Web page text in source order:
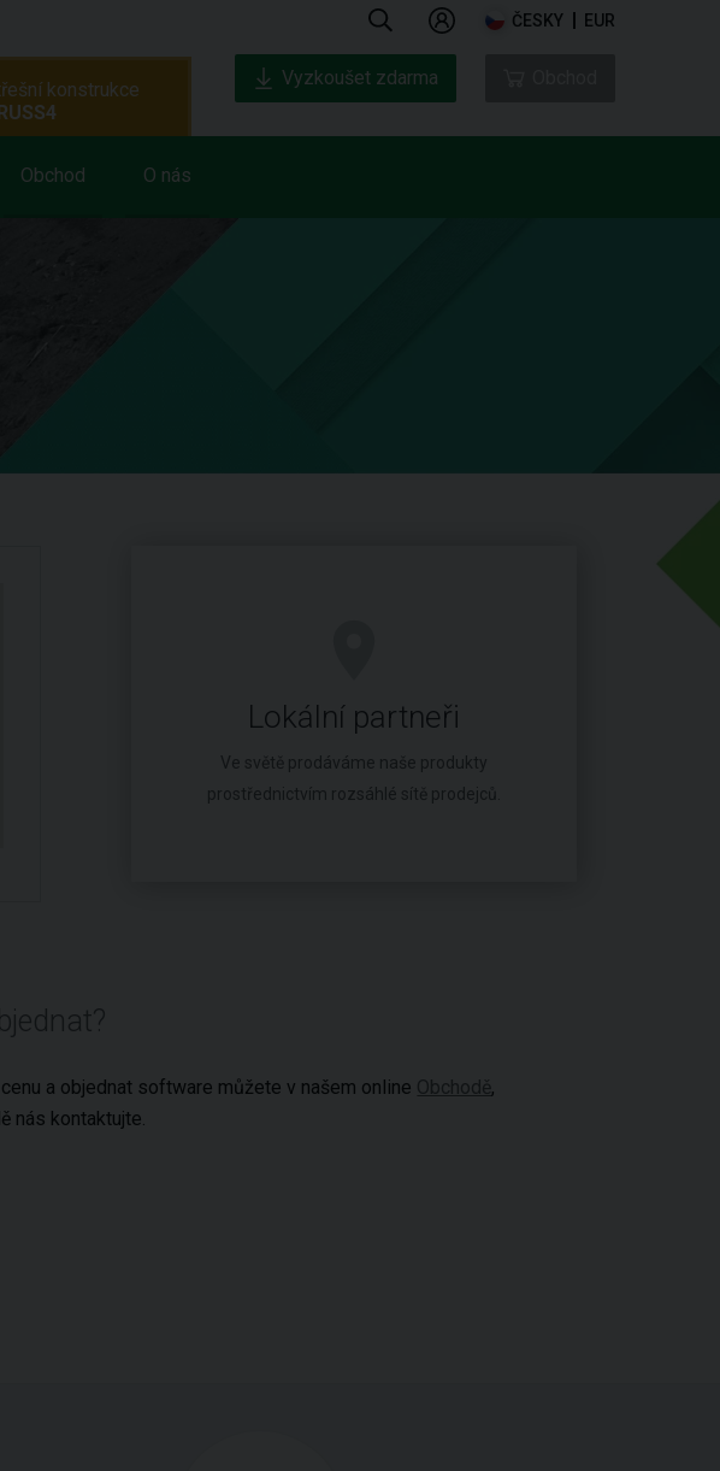
ČESKY EUR
Obchod O nás
konstrukce
Vyzkoušet zdarma
Lokální partneři
Ve světě prodáváme naše produkty
prostřednictvím rozsáhlé sítě prodejců.
a objednat software můžete v našem online Obchodě,
nás kontaktujte.